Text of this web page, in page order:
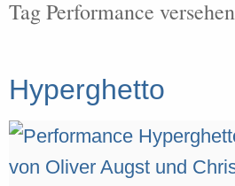
Tag Performance
Hyperghetto